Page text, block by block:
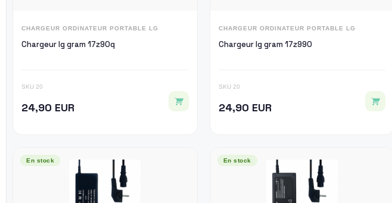
CHARGEUR ORDINATEUR PORTABLE LG
Chargeur lg gram 17z90q
SKU 20
24,90 EUR
CHARGEUR ORDINATEUR PORTABLE LG
Chargeur lg gram 17z990
SKU 20
24,90 EUR
En stock En stock